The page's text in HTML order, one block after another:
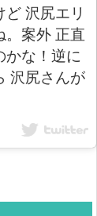
沢尻エリ
。案外 正直
な！逆に
沢尻さんが